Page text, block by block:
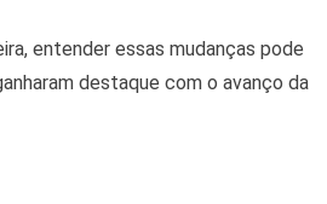
entender essas mudanças pode
destaque com o avanço da